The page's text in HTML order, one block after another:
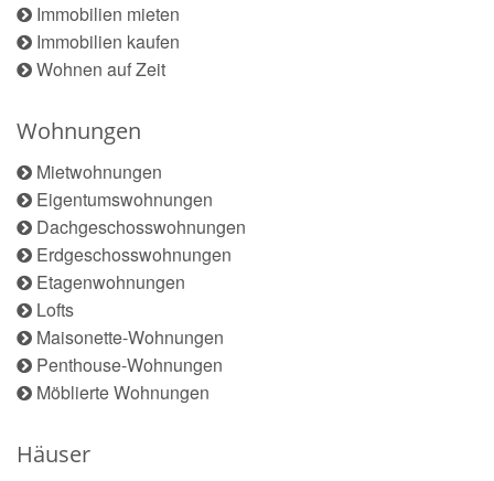
Immobilien mieten
Immobilien kaufen
Wohnen auf Zeit
Wohnungen
Mietwohnungen
Eigentumswohnungen
Dachgeschosswohnungen
Erdgeschosswohnungen
Etagenwohnungen
Lofts
Maisonette-Wohnungen
Penthouse-Wohnungen
Möblierte Wohnungen
Häuser